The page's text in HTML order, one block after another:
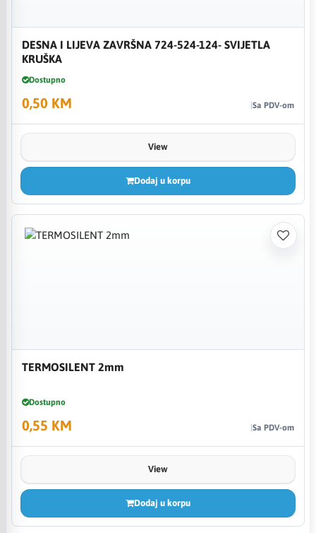
DESNA I LIJEVA ZAVRŠNA 724-524-124- SVIJETLA
KRUŠKA
Dostupno
0,50 KM Sa PDV-om
View
Dodaj u korpu
TERMOSILENT 2mm
Dostupno
0,55 KM Sa PDV-om
View
Dodaj u korpu